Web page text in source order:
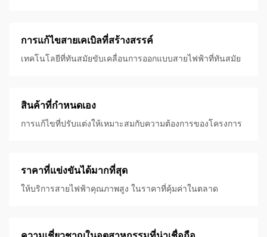
การแก้ไขสายเคเบิลที่สร้างสรรค์
เทคโนโลยีที่ทันสมัยขับเคลื่อนการออกแบบสายไฟฟ้าที่ทันสมัย
สินค้าที่กําหนดเอง
การแก้ไขที่ปรับแต่งให้เหมาะสมกับความต้องการของโครงการ
ราคาที่แข่งขันได้มากที่สุด
ให้บริการสายไฟฟ้าคุณภาพสูง ในราคาที่คุ้มค่าในตลาด